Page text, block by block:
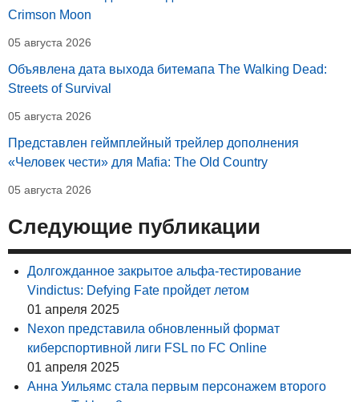
Crimson Moon
05 августа 2026
Объявлена дата выхода битемапа The Walking Dead:
Streets of Survival
05 августа 2026
Представлен геймплейный трейлер дополнения
«Человек чести» для Mafia: The Old Country
05 августа 2026
Следующие публикации
Долгожданное закрытое альфа-тестирование
Vindictus: Defying Fate пройдет летом
01 апреля 2025
Nexon представила обновленный формат
киберспортивной лиги FSL по FC Online
01 апреля 2025
Анна Уильямс стала первым персонажем второго